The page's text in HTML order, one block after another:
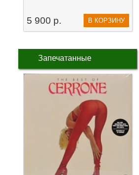
5 900 р. В КОРЗИНУ
Запечатанные